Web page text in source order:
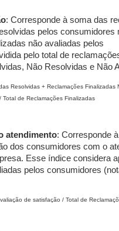
: Corresponde à soma das
pelos consumidores
não avaliadas pelos
pelo total de
Não Resolvidas e Não
Resolvidas + Reclamações Finalizadas
/ Total de Reclamações Finalizadas
atendimento: Corresponde
dos consumidores com o
Esse índice considera
pelos consumidores
de satisfação / Total de